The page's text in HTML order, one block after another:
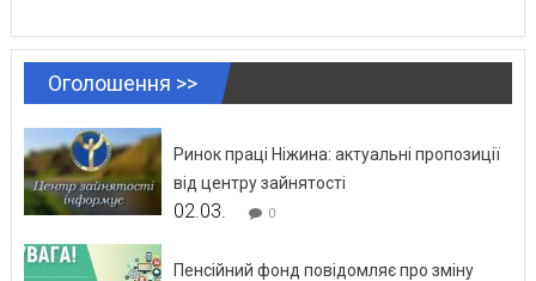
Оголошення >>
Ринок праці Ніжина: актуальні пропозиції
від центру зайнятості
02.03. 0
Пенсійний фонд повідомляє про зміну